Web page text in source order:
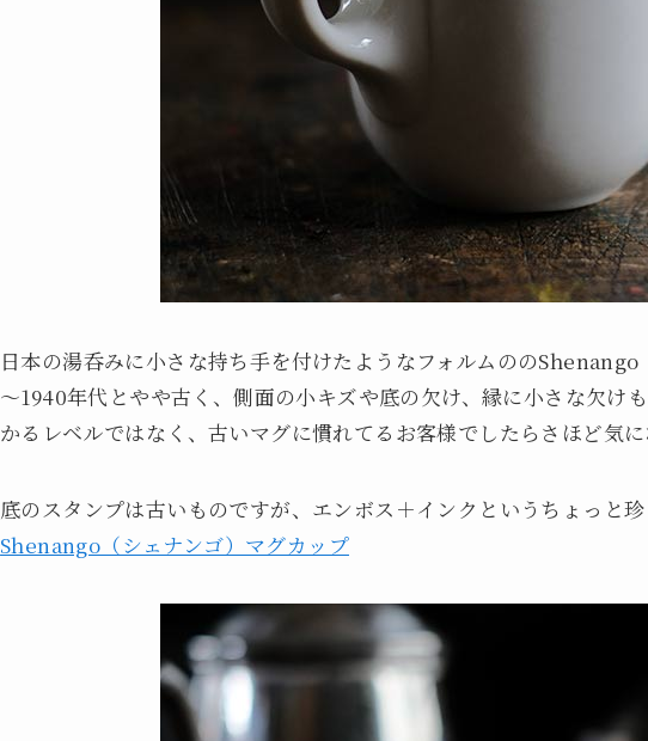
日本の湯呑みに小さな持ち手を付けたようなフォルムのの
～1940年代とやや古く、側面の小キズや底の欠け、縁に小さな欠け
かるレベルではなく、古いマグに慣れてるお客様でしたらさほど気に
底のスタンプは古いものですが、エンボス＋インクというちょっと珍
Shenango（シェナンゴ）マグカップ